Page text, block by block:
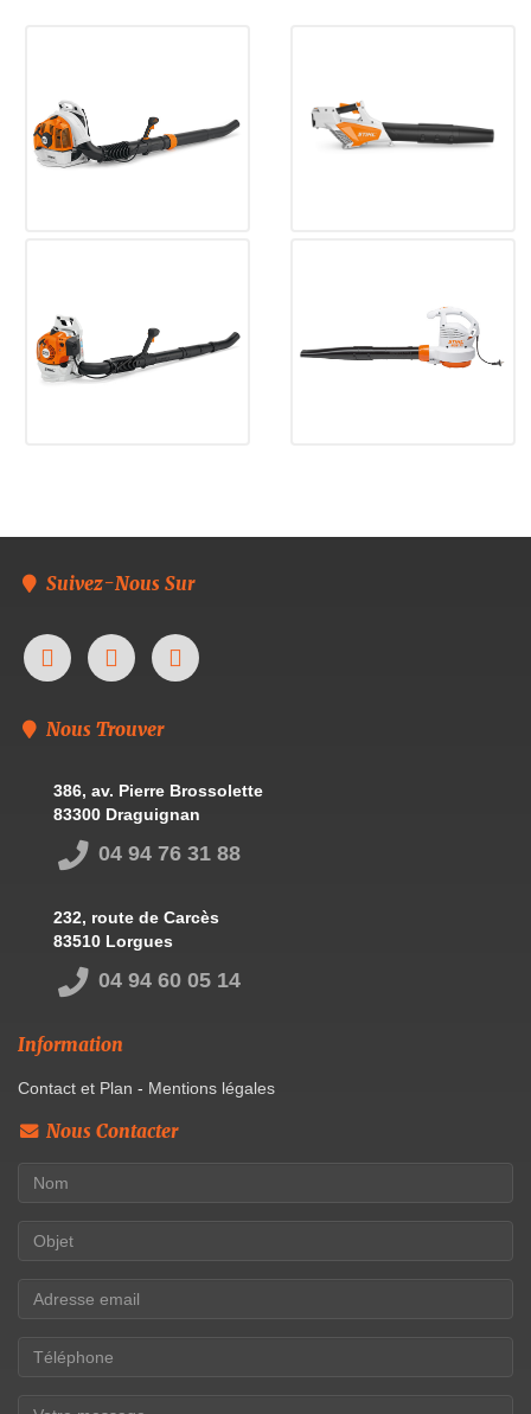
Suivez-Nous Sur
Nous Trouver
386, av. Pierre Brossolette
83300 Draguignan
04 94 76 31 88
232, route de Carcès
83510 Lorgues
04 94 60 05 14
Information
Contact et Plan - Mentions légales
Nous Contacter